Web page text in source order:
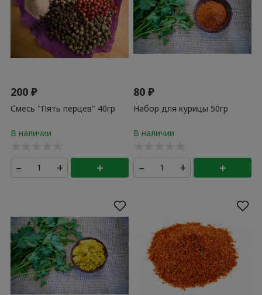
200₽
Смесь "Пять перцев" 40гр
– + +
80₽
Набор для курицы 50гр
– + +